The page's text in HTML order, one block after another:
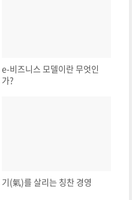
e-비즈니스 모델이란 무엇인
가?
기(氣)를 살리는 칭찬 경영